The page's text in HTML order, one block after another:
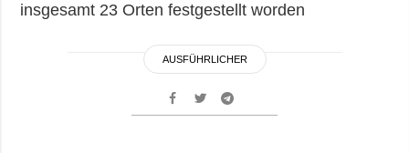
insgesamt 23 Orten festgestellt worden
AUSFÜHRLICHER